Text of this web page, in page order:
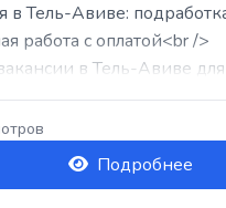
в Тель-Авиве:
работа с оплатой<br />
в Тель-Авиве
хозя...
Подробнее